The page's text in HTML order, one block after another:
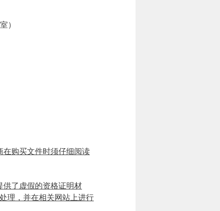
）
在购买文件时须仔细阅读
供了虚假的资格证明材
理，并在相关网站上进行